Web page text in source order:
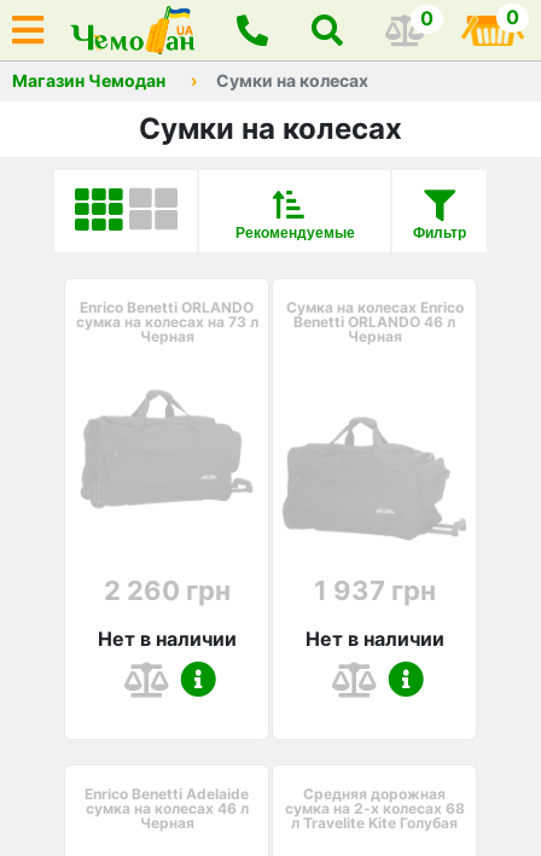
0 0
Магазин Чемодан Сумки на колесах
Сумки на колесах
Фильтр
Рекомендуемые
Enrico Benetti ORLANDO
сумка на колесах на 73 л
Черная
2 260 грн
Нет в наличии
Сумка на колесах Enrico
Benetti ORLANDO 46 л
Черная
1 937 грн
Нет в наличии
Enrico Benetti Adelaide
сумка на колесах 46 л
Черная
Средняя дорожная
сумка на 2-х колесах 68
л Travelite Kite Голубая